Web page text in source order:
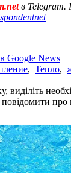
в Telegram.
Google News
, Тепло,
про